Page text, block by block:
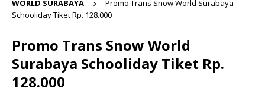
WORLD SURABAYA
Promo Trans Snow World Surabaya
Schooliday Tiket Rp. 128.000
Promo Trans Snow World
Surabaya Schooliday Tiket Rp.
128.000